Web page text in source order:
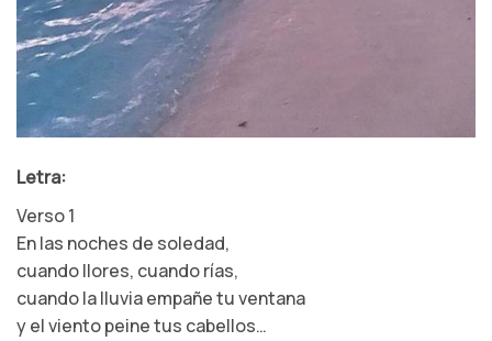
Letra:
Verso 1
En las noches de soledad,
cuando llores, cuando rías,
cuando la lluvia empañe tu ventana
y el viento peine tus cabellos…